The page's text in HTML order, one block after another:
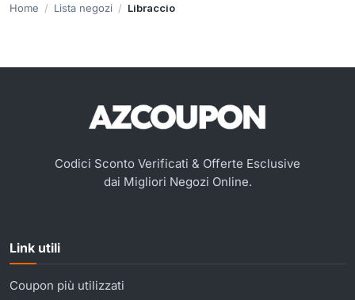
Home Lista negozi Libraccio
Codici Sconto Verificati & Offerte Esclusive
dai Migliori Negozi Online.
Link utili
Coupon più utilizzati